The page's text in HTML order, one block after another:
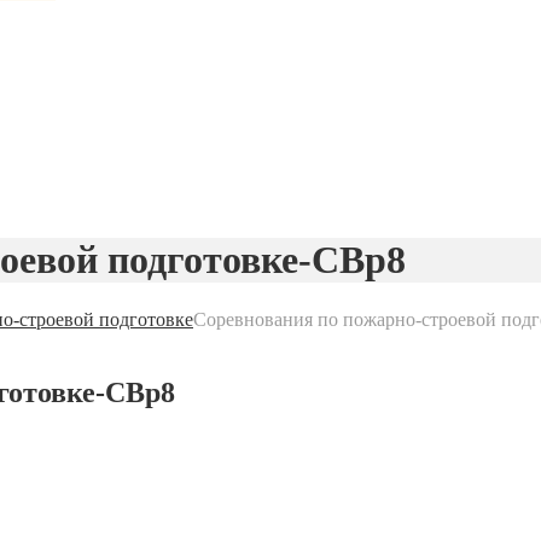
подготовке-CBp8
строевой подготовкеСоревнования по пожарно-строевой
CBp8